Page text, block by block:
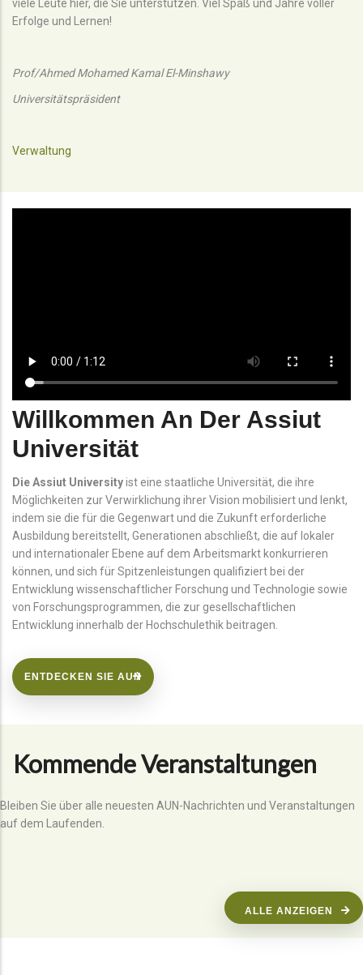
viele Leute hier, die Sie unterstützen. Viel Spaß und Jahre voller
Erfolge und Lernen!
Prof/Ahmed Mohamed Kamal El-Minshawy
Universitätspräsident
Verwaltung
Willkommen An Der Assiut
Universität
Die Assiut Universityist eine staatliche Universität, die ihre
Möglichkeiten zur Verwirklichung ihrer Vision mobilisiert und lenkt,
indem sie die für die Gegenwart und die Zukunft erforderliche
Ausbildung bereitstellt, Generationen abschließt, die auf lokaler
und internationaler Ebene auf dem Arbeitsmarkt konkurrieren
können, und sich für Spitzenleistungen qualifiziert bei der
Entwicklung wissenschaftlicher Forschung und Technologie sowie
von Forschungsprogrammen, die zur gesellschaftlichen
Entwicklung innerhalb der Hochschulethik beitragen.
ENTDECKEN SIE AUN
Kommende Veranstaltungen
Bleiben Sie über alle neuesten AUN-Nachrichten und Veranstaltungen
auf dem Laufenden.
ALLE ANZEIGEN